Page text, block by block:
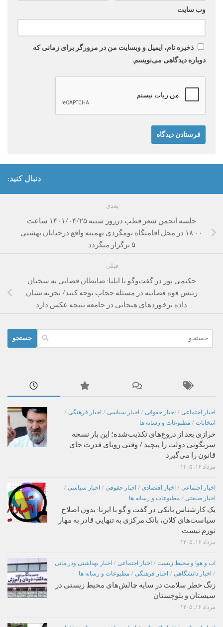
وب‌ سایت
ذخیره نام، ایمیل و وبسایت من در مرورگر برای زمانی که
دوباره دیدگاهی می‌نویسم.
دنبال کنید:
بعدی
جلسه انجمن شعر قطب درروز شنبه ۱۴۰۱/۰۴/۲۵ ساعت
۱۸:۰۰ در محل اقامتگاه بومگردی تهمینه واقع درخیابان بهشتی
۵ برگزار میگردد
قبلی
حکیمی پور در گفت‌وگو با ایلنا: ضابطان قضایی به سخنان
رئیس قوه قضائیه در مسئله حجاب توجه کنند/ تجربه نشان
داده برخوردهای هیجانی در جامعه نتیجه عکس دارد
برای:
اخبار اجتماعی / اخبار حقوقی / اخبار سیاسی / اخبار فرهنگی /
انتخابات / مطبوعات و رسانه ها
خرازی بعد از دروغ‌های تکذیب‌شده؛ این بار نسخه
سرنگونی دولت را پیچید / وقتی رویای قدرت جای
قانون را می‌گیرد
مرداد ۱۶, ۱۴۰۵
اخبار اجتماعی / اخبار اقتصادی / اخبار حقوقی / اخبار سیاسی /
اخبار صنعتی / مطبوعات و رسانه ها
یک کارشناس بانکی در گفت و گو با ایرنا: بدون اصلاح
سیاست‌های کلان، بانک مرکزی به تنهایی قادر به مهار
تورم نیست
مرداد ۱۶, ۱۴۰۵
اب و هوا و محیط زیست / اخبار اجتماعی / اخبار بهداشتی ودر مانی
/ اخبار دانشگاهی / اخبار فرهنگی / مطبوعات و رسانه ها
زنگ خطر سلامت در سایه چالش‌های محیط زیستی در
سیستان و بلوچستان
مرداد ۱۶, ۱۴۰۵